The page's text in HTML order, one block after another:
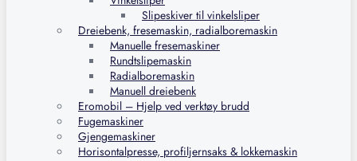
Slipeskiver til vinkelsliper
Dreiebenk, fresemaskin, radialboremaskin
Manuelle fresemaskiner
Rundtslipemaskin
Radialboremaskin
Manuell dreiebenk
Eromobil – Hjelp ved verktøy brudd
Fugemaskiner
Gjengemaskiner
Horisontalpresse, profiljernsaks & lokkemaskin